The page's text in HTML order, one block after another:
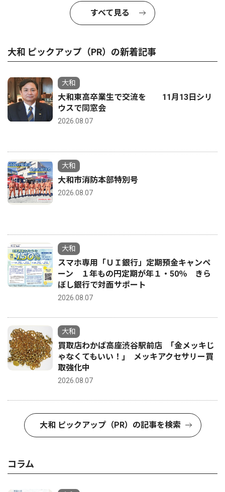
すべて見る
大和 ピックアップ（PR）の新着記事
大和
大和東高卒業生で交流を 11月13日シリ
ウスで同窓会
2026.08.07
大和
大和市消防本部特別号
2026.08.07
大和
スマホ専用「ＵＩ銀行」定期預金キャンペ
ーン １年もの円定期が年１・50％ きら
ぼし銀行で対面サポート
2026.08.07
大和
買取店わかば高座渋谷駅前店 ｢金メッキじ
ゃなくてもいい！｣ メッキアクセサリー買
取強化中
2026.08.07
大和 ピックアップ（PR）の記事を検索
コラム